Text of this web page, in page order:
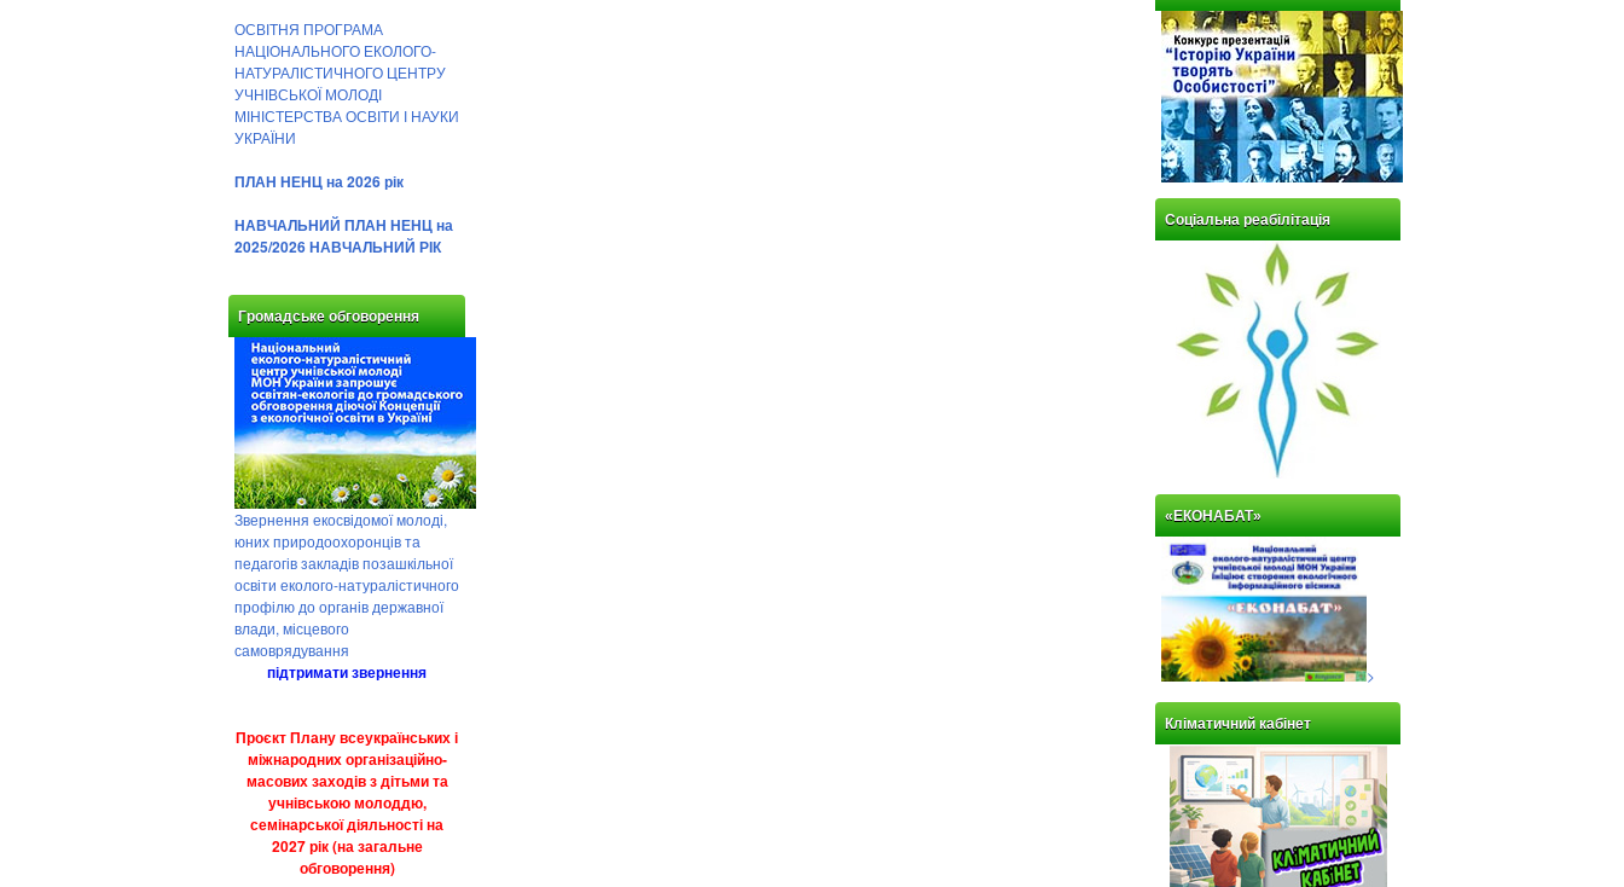
ОСВІТНЯ ПРОГРАМА
НАЦІОНАЛЬНОГО ЕКОЛОГО-
НАТУРАЛІСТИЧНОГО ЦЕНТРУ
УЧНІВСЬКОЇ МОЛОДІ
МІНІСТЕРСТВА ОСВІТИ І НАУКИ
УКРАЇНИ
ПЛАН НЕНЦ на 2026 рік
НАВЧАЛЬНИЙ ПЛАН НЕНЦ на
2025/2026 НАВЧАЛЬНИЙ РІК
Громадське обговорення
Звернення екосвідомої молоді,
юних природоохоронців та
педагогів закладів позашкільної
освіти еколого-натуралістичного
профілю до органів державної
влади, місцевого
самоврядування
підтримати звернення
Проєкт Плану всеукраїнських і
міжнародних організаційно-
масових заходів з дітьми та
учнівською молоддю,
семінарської діяльності на
2027 рік (на загальне
обговорення)
Соціальна реабілітація
«ЕКОНАБАТ»
>
Кліматичний кабінет